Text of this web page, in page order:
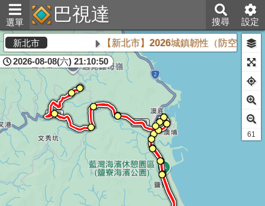
選單 巴視達 搜尋 設定
新北市 【新北市】2026城鎮韌性（防空）演
2026-08-08(六) 21:10:50
60